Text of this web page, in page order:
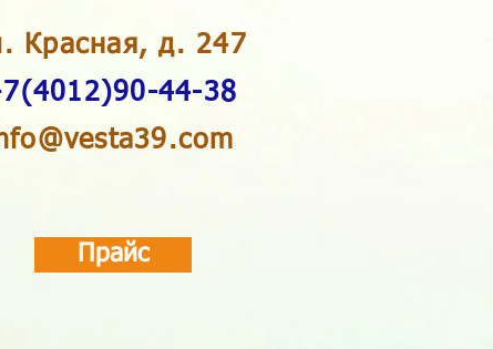
Красная, д. 247
44-38
Прайс